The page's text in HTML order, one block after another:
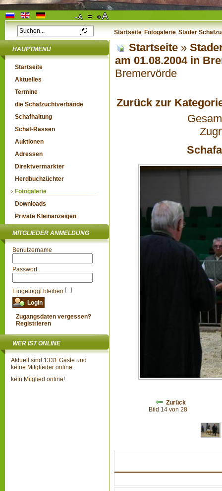
Startseite Fotogalerie Stader
HAUPTMENÜ
Startseite
Aktuelles
Termine
die Schafzuchtverbände
Schafhaltung
Schaf-Rassen
Auktionen
Adressen
Direktvermarkter
Herdbuchzüchter
Fotogalerie
Downloads
Private Kleinanzeigen
MITGLIEDER ANMELDUNG
Benutzername
Passwort
Eingeloggt bleiben
Zugangsdaten vergessen?
Registrieren
WER IST ONLINE
Aktuell sind 1331 Gäste und
keine Mitglieder online
kein Mitglied online!
Startseite »
am 01.08.2004 in
Bremervörde
Zurück zur
Zurück
Bild 14 von 28